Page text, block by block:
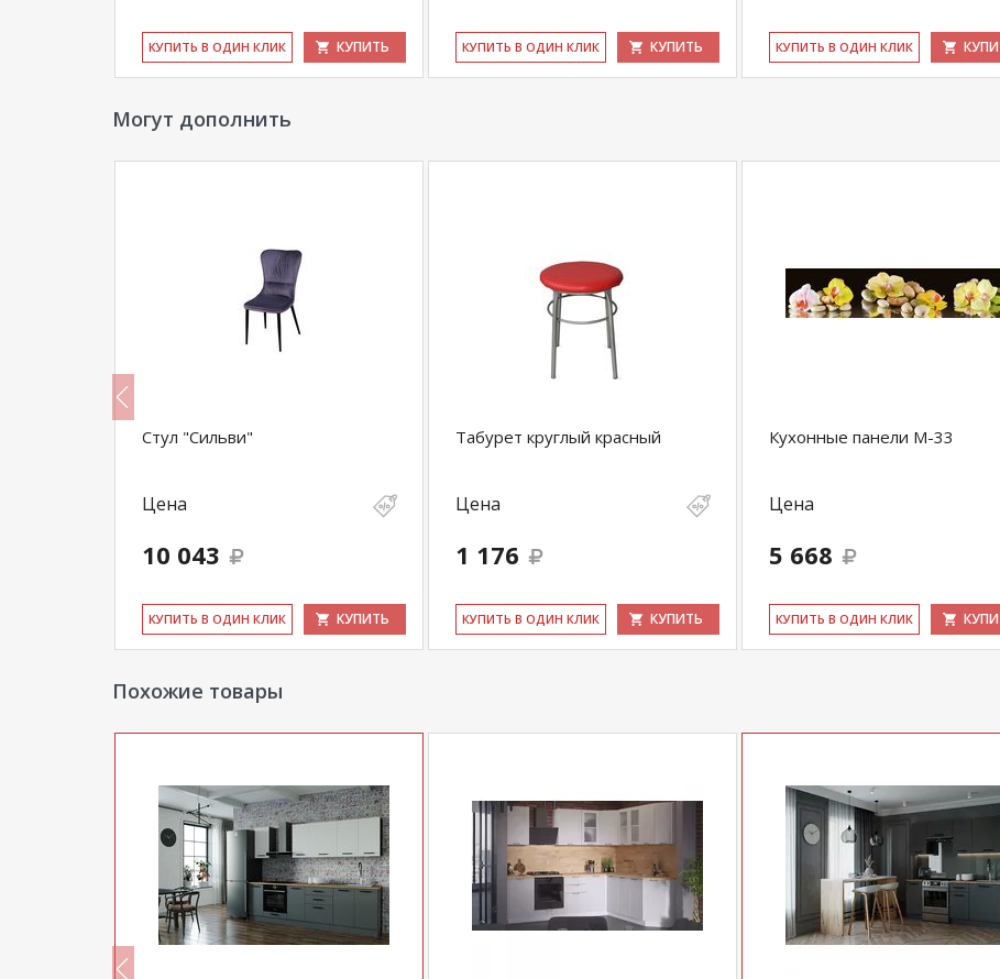
КУ­ПИТЬ В ОДИН КЛИК КУПИТЬ КУ­ПИТЬ В ОДИН КЛИК КУПИТЬ КУ­ПИТЬ В ОДИН КЛИК
Могут дополнить
Стул "Сильви"
Цена
10 043
КУ­ПИТЬ В ОДИН КЛИК КУПИТЬ
Табурет круглый красный
Цена
1 176
КУ­ПИТЬ В ОДИН КЛИК КУПИТЬ
Кухонные панели M-33
Цена
5 668
КУ­ПИТЬ В ОДИН КЛИК
Похожие товары